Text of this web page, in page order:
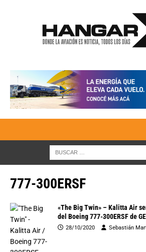
777-300ERSF
«The Big Twin» – Kalitta Air
del Boeing 777-300ERSF de
28/10/2020 Sebastián